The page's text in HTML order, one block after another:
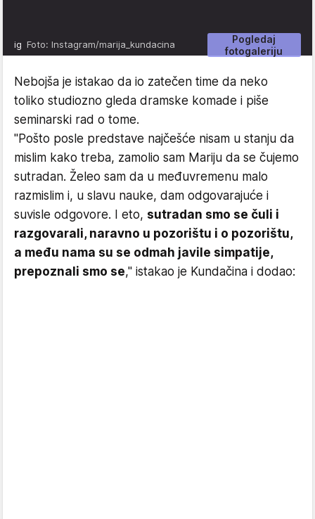
Pogledaj
fotogaleriju
ig Foto: Instagram/marija_kundacina
Nebojša je istakao da io zatečen time da neko
toliko studiozno gleda dramske komade i piše
seminarski rad o tome.
"Pošto posle predstave najčešće nisam u stanju da
mislim kako treba, zamolio sam Mariju da se čujemo
sutradan. Želeo sam da u međuvremenu malo
razmislim i, u slavu nauke, dam odgovarajuće i
suvisle odgovore. I eto, sutradan smo se čuli i
razgovarali, naravno u pozorištu i o pozorištu,
a među nama su se odmah javile simpatije,
prepoznali smo se," istakao je Kundačina i dodao: